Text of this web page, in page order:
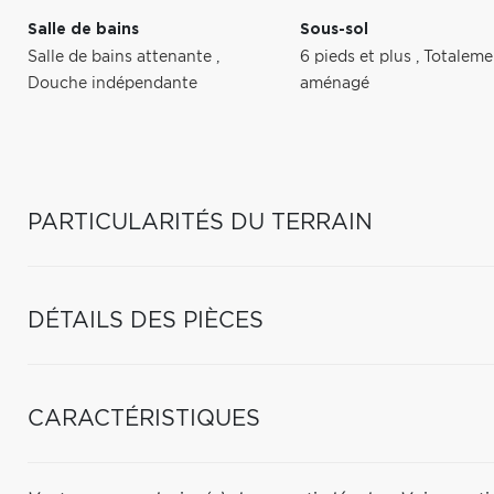
Salle de bains
Salle de bains attenante ,
Douche indépendante
Sous-sol
6 pieds et plus ,
aménagé
PARTICULARITÉS DU TERRAIN
DÉTAILS DES PIÈCES
CARACTÉRISTIQUES